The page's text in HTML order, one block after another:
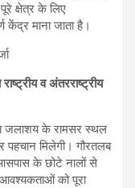
क्षेत्र के लिए
केंद्र माना जाता है।
व अंतरराष्ट्रीय
जलाशय के रामसर स्थल
पहचान मिलेगी। गौरतलब
के छोटे नालों से
को पूरा